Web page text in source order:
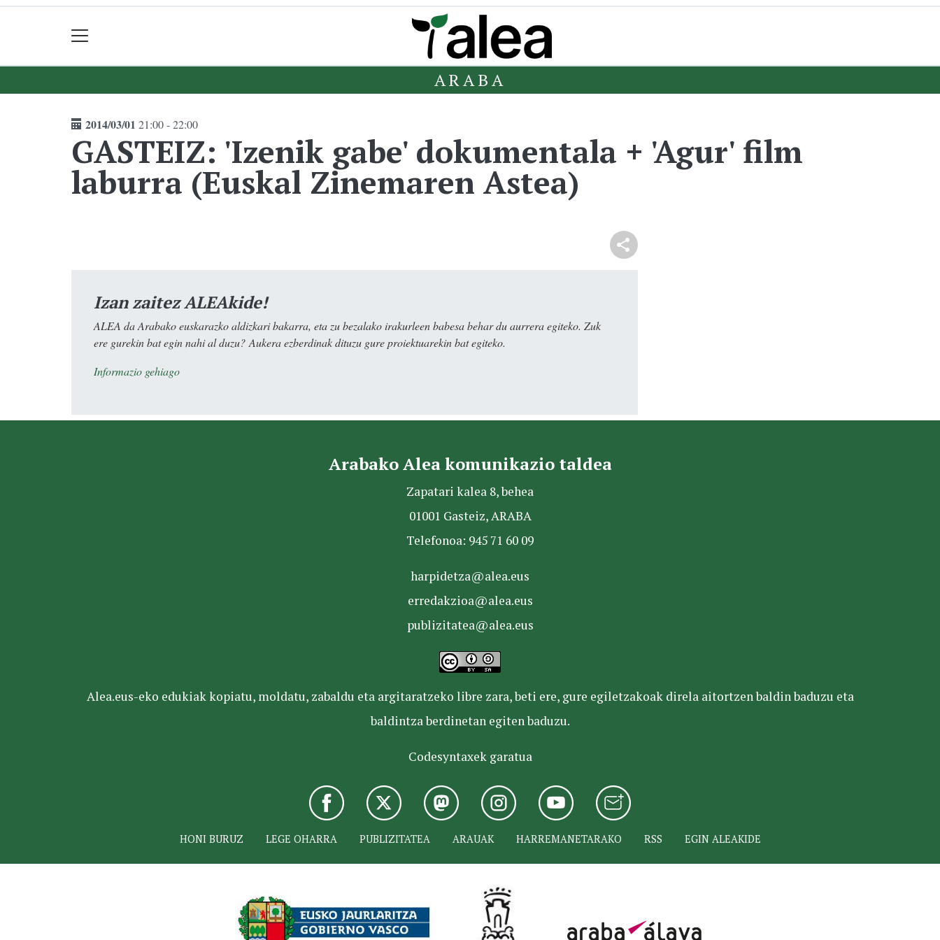
ARABA
2014/03/01 21:00 - 22:00
GASTEIZ: 'Izenik gabe' dokumentala + 'Agur' film
laburra (Euskal Zinemaren Astea)
Izan zaitez ALEAkide!
ALEA da Arabako euskarazko aldizkari bakarra, eta zu bezalako irakurleen babesa behar du aurrera egiteko. Zuk
ere gurekin bat egin nahi al duzu? Aukera ezberdinak dituzu gure proiektuarekin bat egiteko.
Informazio gehiago
Arabako Alea komunikazio taldea
Zapatari kalea 8, behea
01001 Gasteiz, ARABA
Telefonoa: 945 71 60 09
harpidetza@alea.eus
erredakzioa@alea.eus
publizitatea@alea.eus
Alea.eus-eko edukiak kopiatu, moldatu, zabaldu eta argitaratzeko libre zara, beti ere, gure egiletzakoak direla aitortzen baldin baduzu eta
baldintza berdinetan egiten baduzu.
Codesyntaxek garatua
HONI BURUZ LEGE OHARRA PUBLIZITATEA ARAUAK HARREMANETARAKO RSS EGIN ALEAKIDE